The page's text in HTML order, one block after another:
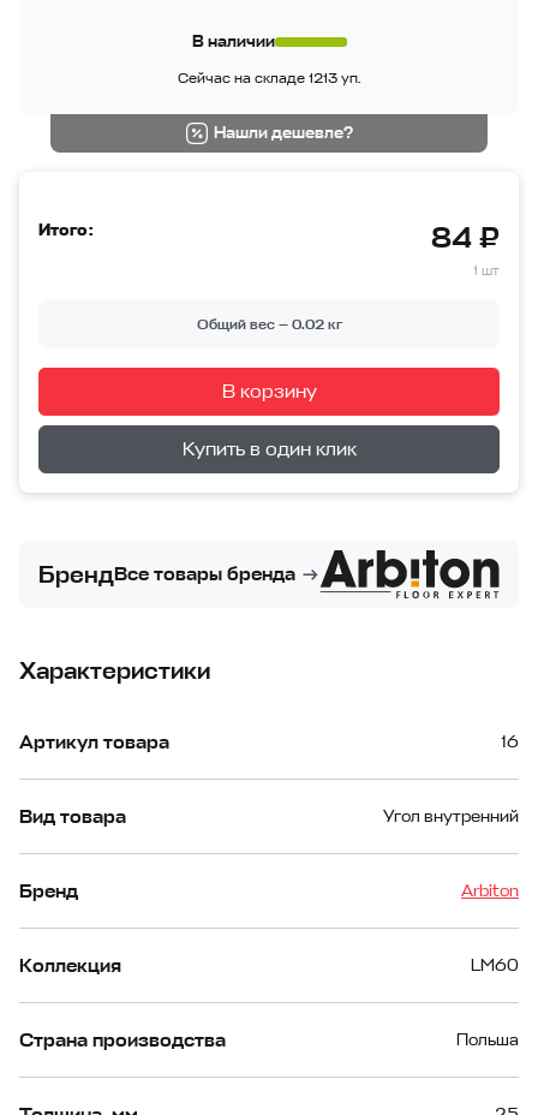
В наличии
Сейчас на складе 1213 уп.
Нашли дешевле?
Итого: 84 ₽
1 шт
Общий вес —0.02кг
В корзину
Перейти в корзину
Купить в один клик
БрендВсе товары бренда
Характеристики
Артикул товара 16
Вид товара Угол внутренний
Бренд Arbiton
Коллекция LM60
Страна производства Польша